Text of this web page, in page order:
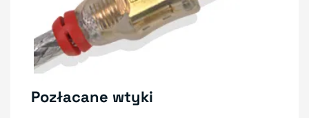
Pozłacane wtyki